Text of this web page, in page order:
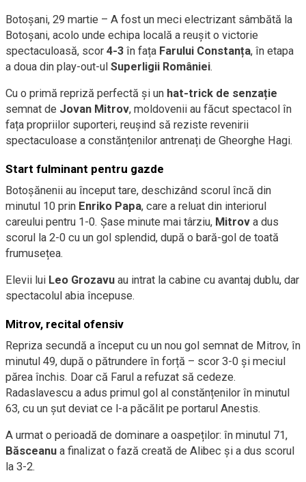
Botoșani, 29 martie – A fost un meci electrizant sâmbătă la
Botoșani, acolo unde echipa locală a reușit o victorie
spectaculoasă, scor 4-3 în fața Farului Constanța, în etapa
a doua din play-out-ul Superligii României.
Cu o primă repriză perfectă și un hat-trick de senzație
semnat de Jovan Mitrov, moldovenii au făcut spectacol în
fața propriilor suporteri, reușind să reziste revenirii
spectaculoase a constănțenilor antrenați de Gheorghe Hagi.
Start fulminant pentru gazde
Botoșănenii au început tare, deschizând scorul încă din
minutul 10 prin Enriko Papa, care a reluat din interiorul
careului pentru 1-0. Șase minute mai târziu, Mitrov a dus
scorul la 2-0 cu un gol splendid, după o bară-gol de toată
frumusețea.
Elevii lui Leo Grozavu au intrat la cabine cu avantaj dublu, dar
spectacolul abia începuse.
Mitrov, recital ofensiv
Repriza secundă a început cu un nou gol semnat de Mitrov, în
minutul 49, după o pătrundere în forță – scor 3-0 și meciul
părea închis. Doar că Farul a refuzat să cedeze.
Radaslavescu a adus primul gol al constănțenilor în minutul
63, cu un șut deviat ce l-a păcălit pe portarul Anestis.
A urmat o perioadă de dominare a oaspeților: în minutul 71,
Băsceanu a finalizat o fază creată de Alibec și a dus scorul
la 3-2.